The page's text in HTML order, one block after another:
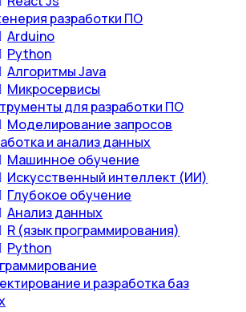
разработки ПО
Arduino
Python
Алгоритмы Java
Микросервисы
для разработки ПО
Моделирование запросов
и анализ данных
Машинное обучение
Искусственный интеллект (ИИ)
Глубокое обучение
Анализ данных
R (язык программирования)
Python
и разработка баз